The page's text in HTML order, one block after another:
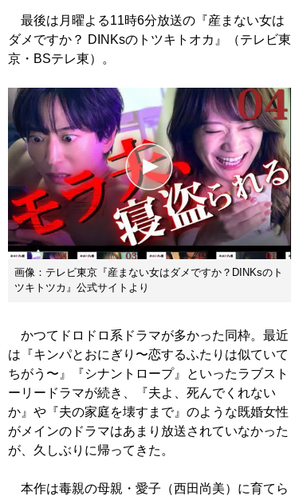
最後は月曜よる11時6分放送の『産まない女は
ダメですか？ DINKsのトツキトオカ』（テレビ東
京・BSテレ東）。
画像：テレビ東京『産まない女はダメですか？DINKsのト
ツキトツカ』公式サイトより
かつてドロドロ系ドラマが多かった同枠。最近
は『キンパとおにぎり〜恋するふたりは似ていて
ちがう〜』『シナントロープ』といったラブスト
ーリードラマが続き、『夫よ、死んでくれない
か』や『夫の家庭を壊すまで』のような既婚女性
がメインのドラマはあまり放送されていなかった
が、久しぶりに帰ってきた。
本作は毒親の母親・愛子（西田尚美）に育てら